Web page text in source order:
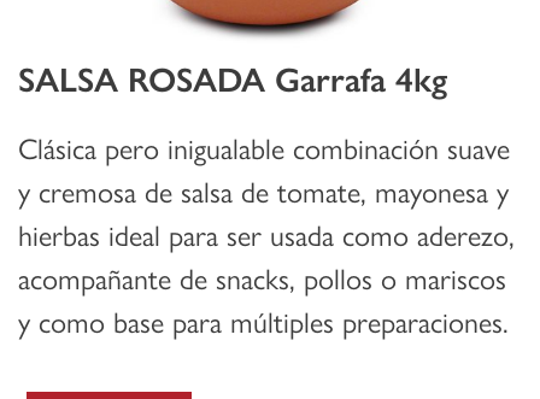
SALSA ROSADA Garrafa 4kg
Clásica pero inigualable combinación suave
y cremosa de salsa de tomate, mayonesa y
hierbas ideal para ser usada como aderezo,
acompañante de snacks, pollos o mariscos
y como base para múltiples preparaciones.